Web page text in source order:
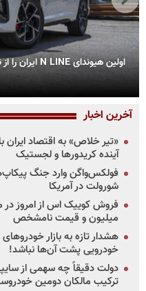
اولین هیوندای N LINE ایران را از نزدیک ببینید
آخرین اخبار
«تیر خلاص» به اقتصاد ایران
آینده کریدورها و لجستیک
فولکس‌واگن وارد جنگ
شورولت در آمریکا
میلیون و قیمت نامشخص
هشدار تازه به بازار
خودرویی پشت آن‌ها نباشد!
دولت دقیقاً چه سهمی از
ترکیب مالکان دومین